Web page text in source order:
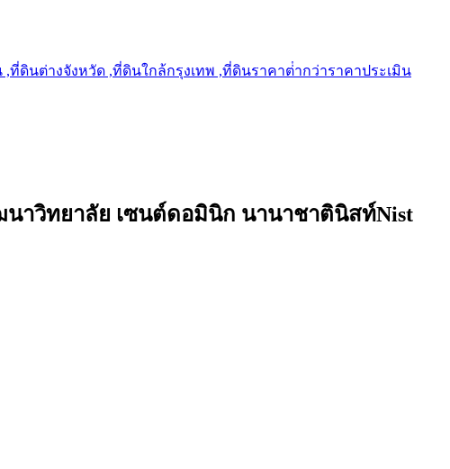
ดินต่างจังหวัด ,ที่ดินใกล้กรุงเทพ ,ที่ดินราคาต่ํากว่าราคาประเมิน
นาวิทยาลัย เซนต์ดอมินิก นานาชาตินิสท์Nist